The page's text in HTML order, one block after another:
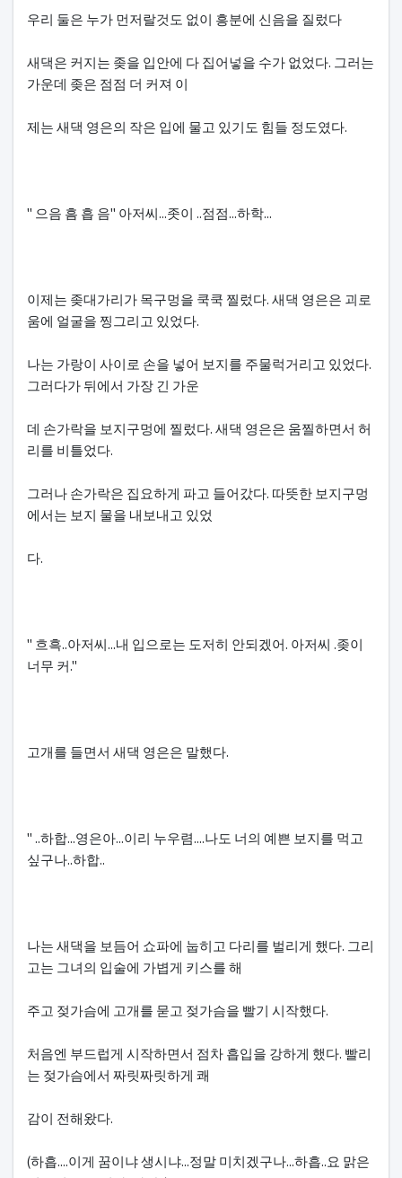
우리 둘은 누가 먼저랄것도 없이 흥분에 신음을 질렀다
새댁은 커지는 좆을 입안에 다 집어넣을 수가 없었다. 그러는
가운데 좆은 점점 더 커져 이
제는 새댁 영은의 작은 입에 물고 있기도 힘들 정도였다.
" 으음 흠 흡 음" 아저씨...좃이 ..점점...하학...
이제는 좆대가리가 목구멍을 쿡쿡 찔렀다. 새댁 영은은 괴로
움에 얼굴을 찡그리고 있었다.
나는 가랑이 사이로 손을 넣어 보지를 주물럭거리고 있었다.
그러다가 뒤에서 가장 긴 가운
데 손가락을 보지구멍에 찔렀다. 새댁 영은은 움찔하면서 허
리를 비틀었다.
그러나 손가락은 집요하게 파고 들어갔다. 따뜻한 보지구멍
에서는 보지 물을 내보내고 있었
다.
" 흐흑..아저씨...내 입으로는 도저히 안되겠어. 아저씨 .좆이
너무 커."
고개를 들면서 새댁 영은은 말했다.
" ..하합...영은아...이리 누우렴....나도 너의 예쁜 보지를 먹고
싶구나..하합..
나는 새댁을 보듬어 쇼파에 눕히고 다리를 벌리게 했다. 그리
고는 그녀의 입술에 가볍게 키스를 해
주고 젖가슴에 고개를 묻고 젖가슴을 빨기 시작했다.
처음엔 부드럽게 시작하면서 점차 흡입을 강하게 했다. 빨리
는 젖가슴에서 짜릿짜릿하게 쾌
감이 전해왔다.
(하흡....이게 꿈이냐 생시냐...정말 미치겠구나...하흡..요 맑은